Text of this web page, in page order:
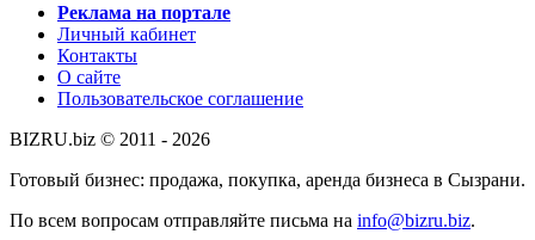
Реклама на портале
Личный кабинет
Контакты
О сайте
Пользовательское соглашение
BIZRU.biz © 2011 - 2026
Готовый бизнес: продажа, покупка, аренда бизнеса в Сызрани.
По всем вопросам отправляйте письма на info@bizru.biz.